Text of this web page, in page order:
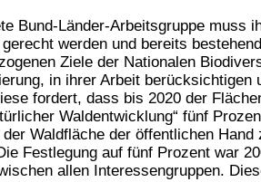
Bund-Länder-Arbeitsgruppe muss
werden und bereits
Ziele der Nationalen
in ihrer Arbeit berücksichtigen
fordert, dass bis 2020 der
Waldentwicklung“ fünf
Waldfläche der öffentlichen Hand
Festlegung auf fünf Prozent war
allen Interessengruppen.